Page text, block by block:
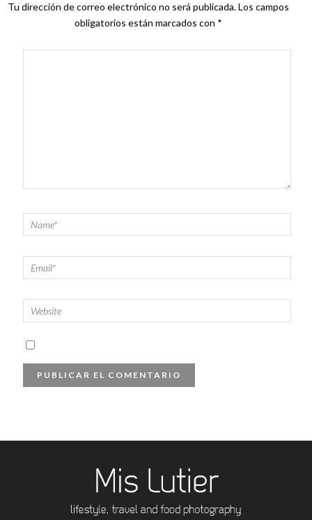
Tu dirección de correo electrónico no será publicada.Los campos
obligatorios están marcados con *